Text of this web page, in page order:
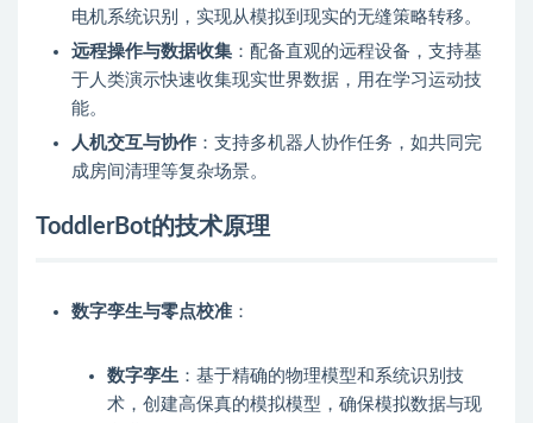
电机系统识别，实现从模拟到现实的无缝策略转移。
远程操作与数据收集 ：配备直观的远程设备，支持基
于人类演示快速收集现实世界数据，用在学习运动技
能。
人机交互与协作 ：支持多机器人协作任务，如共同完
成房间清理等复杂场景。
ToddlerBot的技术原理
数字孪生与零点校准 ：
数字孪生 ：基于精确的物理模型和系统识别技
术，创建高保真的模拟模型，确保模拟数据与现